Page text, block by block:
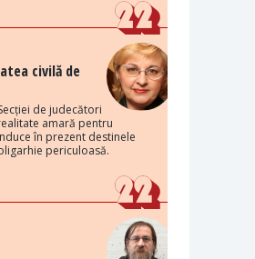
civilă de
de judecători
amară pentru
în prezent destinele
periculoasă.